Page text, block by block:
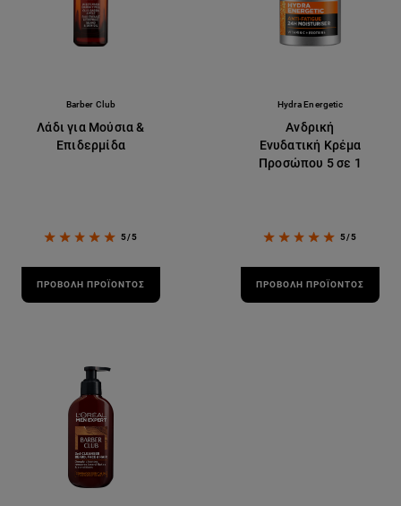
Barber Club
Λάδι για Μούσια &
Επιδερμίδα
5/5
ΠΡΟΒΟΛΉ ΠΡΟΪΌΝΤΟΣ
Hydra Energetic
Ανδρική
Ενυδατική Κρέμα
Προσώπου 5 σε 1
5/5
ΠΡΟΒΟΛΉ ΠΡΟΪΌΝΤΟΣ